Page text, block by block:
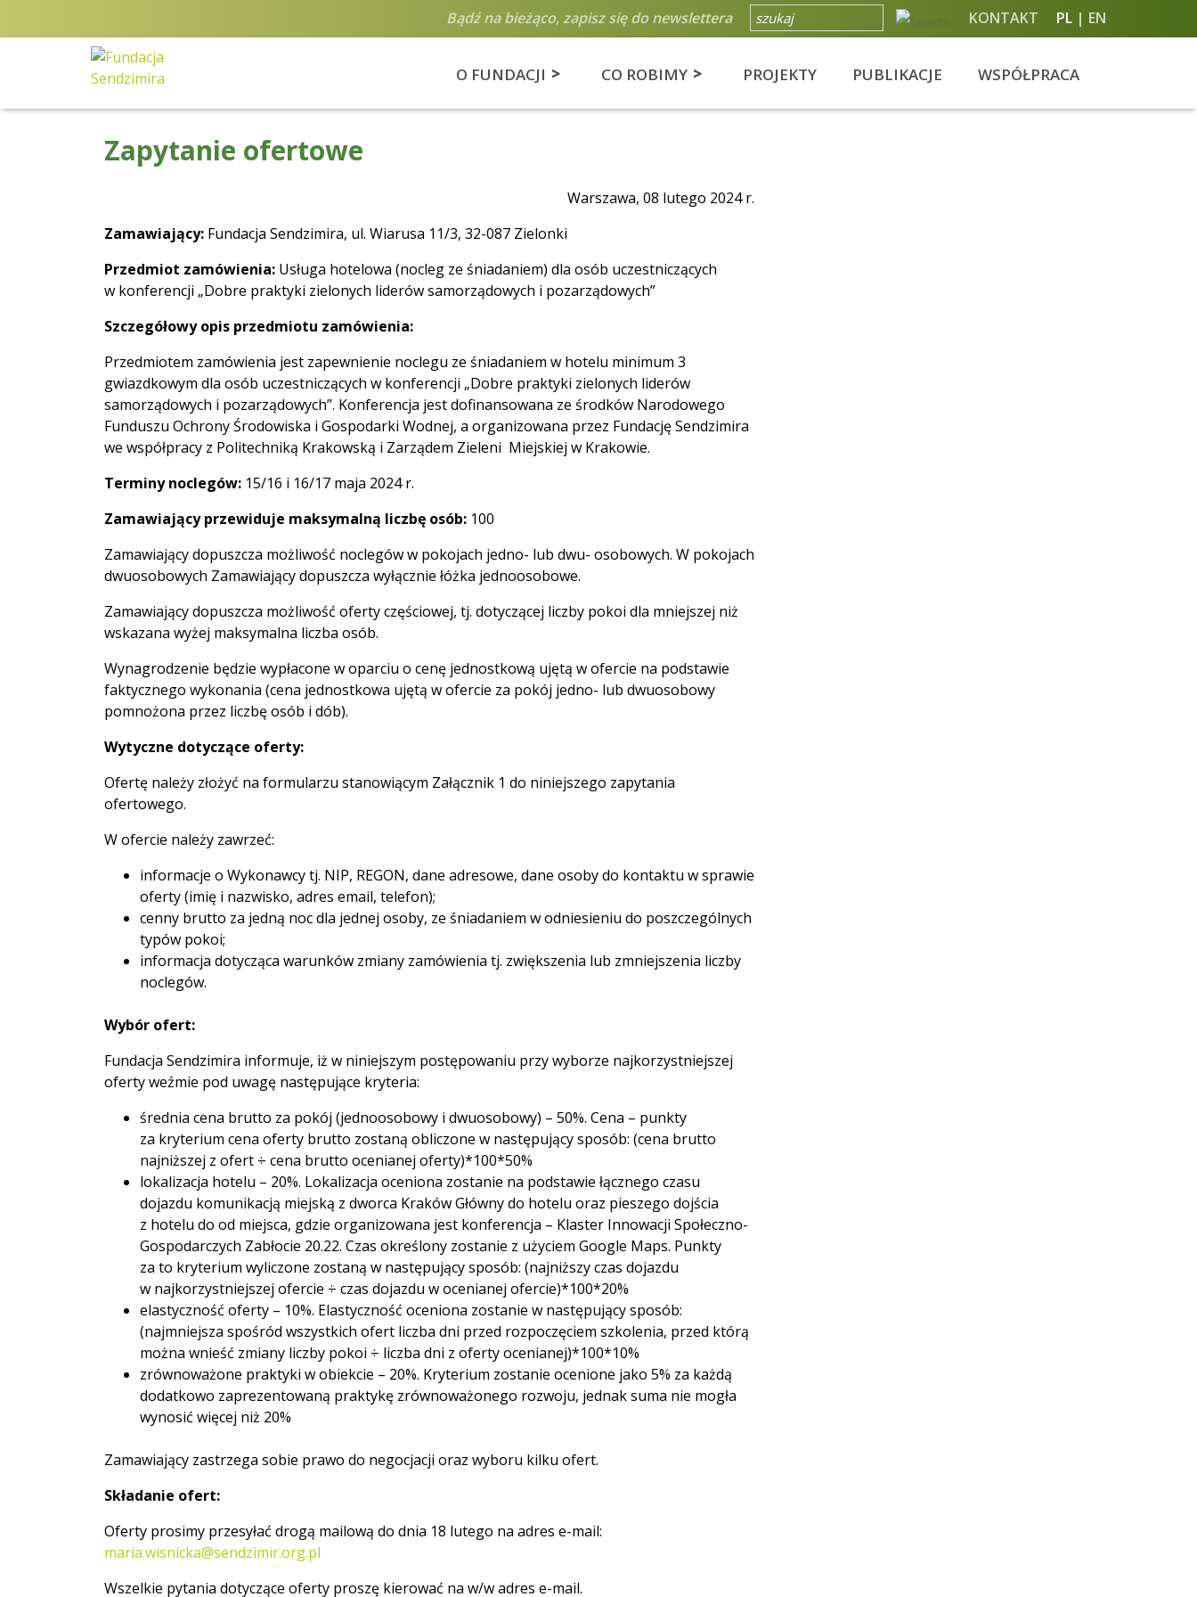
Bądź na bieżąco, zapisz się do newslettera KONTAKT PL EN
z zakresu
zrównoważonego
wdrażanie błękitno-
adaptacja miast do
zmian klimatu
O FUNDACJI CO ROBIMY PROJEKTY PUBLIKACJE WSPÓŁPRACA
Zapytanie ofertowe
Warszawa, 08 lutego 2024 r.
Zamawiający: Fundacja Sendzimira, ul. Wiarusa 11/3, 32-087 Zielonki
Przedmiot zamówienia: Usługa hotelowa (nocleg ze śniadaniem) dla osób uczestniczących
w konferencji „Dobre praktyki zielonych liderów samorządowych i pozarządowych”
Szczegółowy opis przedmiotu zamówienia:
Przedmiotem zamówienia jest zapewnienie noclegu ze śniadaniem w hotelu minimum 3
gwiazdkowym dla osób uczestniczących w konferencji „Dobre praktyki zielonych liderów
samorządowych i pozarządowych”. Konferencja jest dofinansowana ze środków Narodowego
Funduszu Ochrony Środowiska i Gospodarki Wodnej, a organizowana przez Fundację Sendzimira
we współpracy z Politechniką Krakowską i Zarządem Zieleni Miejskiej w Krakowie.
Terminy noclegów: 15/16 i 16/17 maja 2024 r.
Zamawiający przewiduje maksymalną liczbę osób: 100
Zamawiający dopuszcza możliwość noclegów w pokojach jedno- lub dwu- osobowych. W pokojach
dwuosobowych Zamawiający dopuszcza wyłącznie łóżka jednoosobowe.
Zamawiający dopuszcza możliwość oferty częściowej, tj. dotyczącej liczby pokoi dla mniejszej niż
wskazana wyżej maksymalna liczba osób.
Wynagrodzenie będzie wypłacone w oparciu o cenę jednostkową ujętą w ofercie na podstawie
faktycznego wykonania (cena jednostkowa ujętą w ofercie za pokój jedno- lub dwuosobowy
pomnożona przez liczbę osób i dób).
Wytyczne dotyczące oferty:
Ofertę należy złożyć na formularzu stanowiącym Załącznik 1 do niniejszego zapytania
ofertowego.
W ofercie należy zawrzeć:
informacje o Wykonawcy tj. NIP, REGON, dane adresowe, dane osoby do kontaktu w sprawie
oferty (imię i nazwisko, adres email, telefon);
cenny brutto za jedną noc dla jednej osoby, ze śniadaniem w odniesieniu do poszczególnych
typów pokoi;
informacja dotycząca warunków zmiany zamówienia tj. zwiększenia lub zmniejszenia liczby
noclegów.
Wybór ofert:
Fundacja Sendzimira informuje, iż w niniejszym postępowaniu przy wyborze najkorzystniejszej
oferty weźmie pod uwagę następujące kryteria:
średnia cena brutto za pokój (jednoosobowy i dwuosobowy) – 50%. Cena – punkty
za kryterium cena oferty brutto zostaną obliczone w następujący sposób: (cena brutto
najniższej z ofert ÷ cena brutto ocenianej oferty)*100*50%
lokalizacja hotelu – 20%. Lokalizacja oceniona zostanie na podstawie łącznego czasu
dojazdu komunikacją miejską z dworca Kraków Główny do hotelu oraz pieszego dojścia
z hotelu do od miejsca, gdzie organizowana jest konferencja – Klaster Innowacji Społeczno-
Gospodarczych Zabłocie 20.22. Czas określony zostanie z użyciem Google Maps. Punkty
za to kryterium wyliczone zostaną w następujący sposób: (najniższy czas dojazdu
w najkorzystniejszej ofercie ÷ czas dojazdu w ocenianej ofercie)*100*20%
elastyczność oferty – 10%. Elastyczność oceniona zostanie w następujący sposób:
(najmniejsza spośród wszystkich ofert liczba dni przed rozpoczęciem szkolenia, przed którą
można wnieść zmiany liczby pokoi ÷ liczba dni z oferty ocenianej)*100*10%
zrównoważone praktyki w obiekcie – 20%. Kryterium zostanie ocenione jako 5% za każdą
dodatkowo zaprezentowaną praktykę zrównoważonego rozwoju, jednak suma nie mogła
wynosić więcej niż 20%
Zamawiający zastrzega sobie prawo do negocjacji oraz wyboru kilku ofert.
Składanie ofert:
Oferty prosimy przesyłać drogą mailową do dnia 18 lutego na adres e-mail:
maria.wisnicka@sendzimir.org.pl
Wszelkie pytania dotyczące oferty proszę kierować na w/w adres e-mail.